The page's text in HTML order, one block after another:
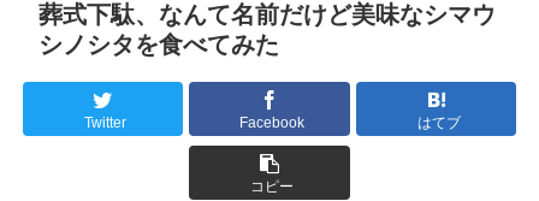
葬式下駄、なんて名前だけど美味なシマウ
シノシタを食べてみた
Twitter Facebook はてブ
コピー